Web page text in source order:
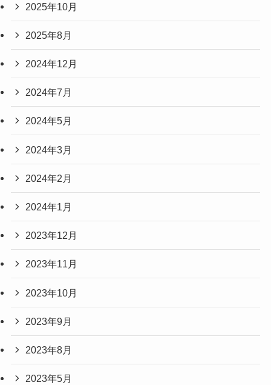
2025年10月
2025年8月
2024年12月
2024年7月
2024年5月
2024年3月
2024年2月
2024年1月
2023年12月
2023年11月
2023年10月
2023年9月
2023年8月
2023年5月